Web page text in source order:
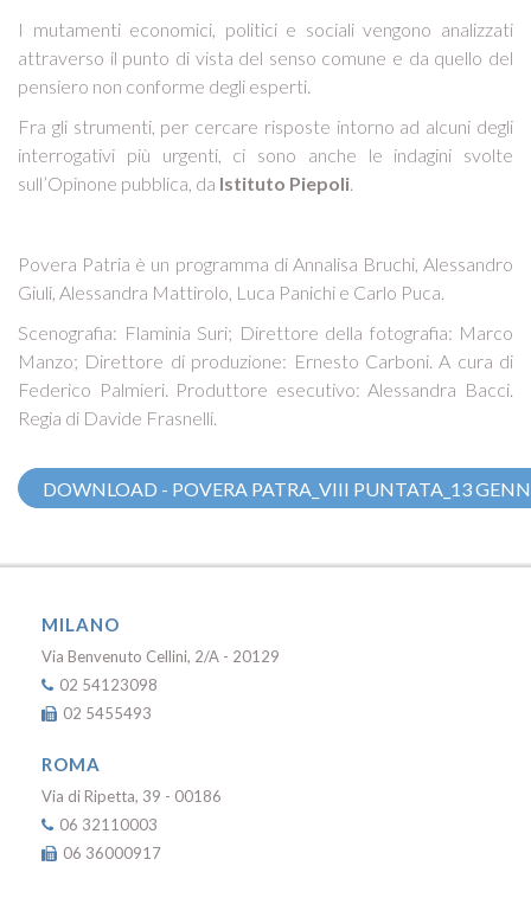
I mutamenti economici, politici e sociali vengono analizzati
attraverso il punto di vista del senso comune e da quello del
pensiero non conforme degli esperti.
Fra gli strumenti, per cercare risposte intorno ad alcuni degli
interrogativi più urgenti, ci sono anche le indagini svolte
sull’Opinone pubblica, da Istituto Piepoli.
Povera Patria è un programma di Annalisa Bruchi, Alessandro
Giuli, Alessandra Mattirolo, Luca Panichi e Carlo Puca.
Scenografia: Flaminia Suri; Direttore della fotografia: Marco
Manzo; Direttore di produzione: Ernesto Carboni. A cura di
Federico Palmieri. Produttore esecutivo: Alessandra Bacci.
Regia di Davide Frasnelli.
DOWNLOAD - POVERA PATRA_VIII PUNTATA_13
MILANO
Via Benvenuto Cellini, 2/A - 20129
02 54123098
02 5455493
ROMA
Via di Ripetta, 39 - 00186
06 32110003
06 36000917